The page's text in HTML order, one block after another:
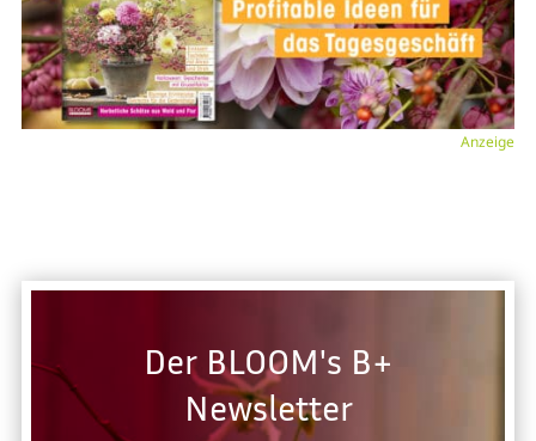
Anzeige
Der BLOOM's B+
Newsletter